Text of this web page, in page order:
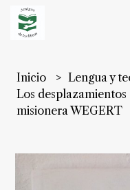
Inicio
Lengua y
Los
misionera WEGERT